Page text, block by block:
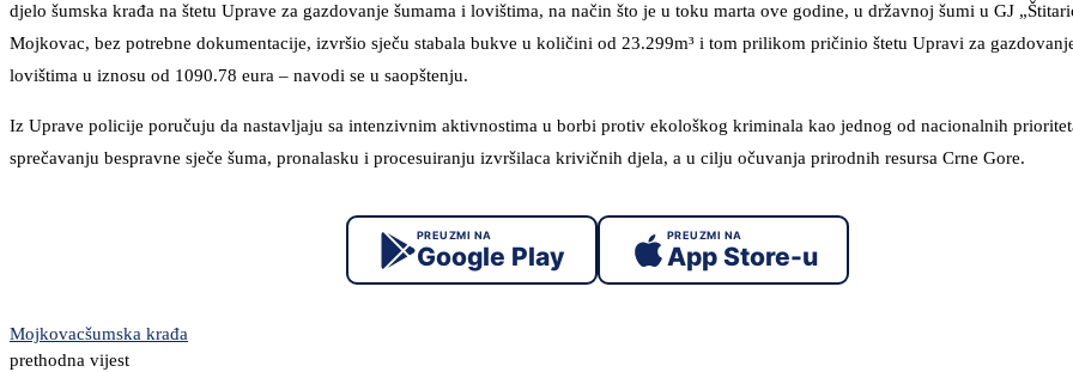
djelo šumska krađa na štetu Uprave za gazdovanje šumama i lovištima, na način što je u toku marta ove godine, u državnoj šumi u GJ
Mojkovac, bez potrebne dokumentacije, izvršio sječu stabala bukve u količini od 23.299m³ i tom prilikom pričinio štetu Upravi za
lovištima u iznosu od 1090.78 eura – navodi se u saopštenju.
Iz Uprave policije poručuju da nastavljaju sa intenzivnim aktivnostima u borbi protiv ekološkog kriminala kao jednog od nacionalnih
sprečavanju bespravne sječe šuma, pronalasku i procesuiranju izvršilaca krivičnih djela, a u cilju očuvanja prirodnih resursa Crne Gore.
PREUZMI NA
Google Play
PREUZMI NA
App Store-u
Mojkovacšumska krađa
prethodna vijest